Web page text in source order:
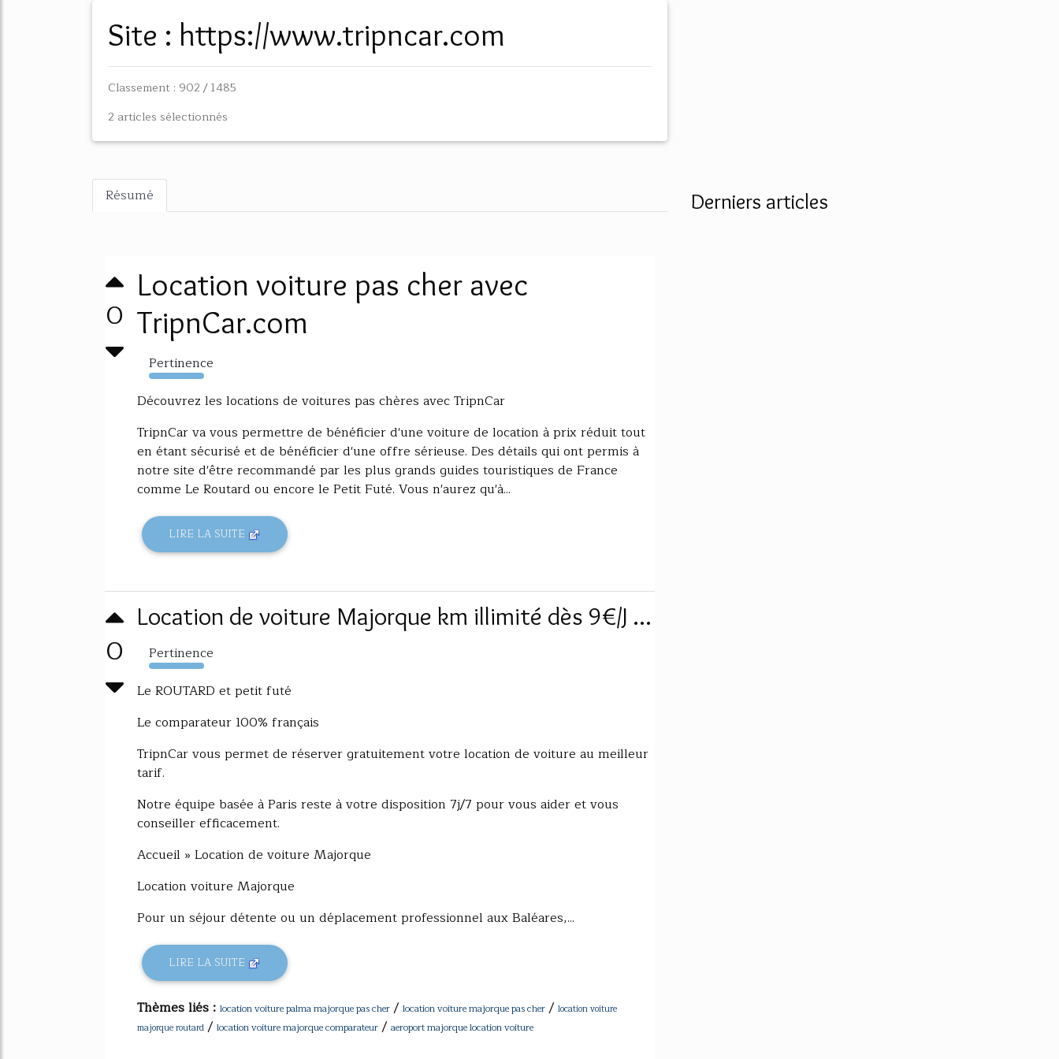
Site : https://www.tripncar.com
Classement : 902 / 1485
2 articles sélectionnés
Résumé
0
Location voiture pas cher avec
TripnCar.com
Pertinence
2515%
Découvrez les locations de voitures pas chères avec TripnCar
TripnCar va vous permettre de bénéficier d'une voiture de location à prix réduit tout
en étant sécurisé et de bénéficier d'une offre sérieuse. Des détails qui ont permis à
notre site d'être recommandé par les plus grands guides touristiques de France
comme Le Routard ou encore le Petit Futé. Vous n'aurez qu'à...
LIRE LA SUITE
0
Location de voiture Majorque km illimité dès 9€/J ...
Pertinence
804%
Le ROUTARD et petit futé
Le comparateur 100% français
TripnCar vous permet de réserver gratuitement votre location de voiture au meilleur
tarif.
Notre équipe basée à Paris reste à votre disposition 7j/7 pour vous aider et vous
conseiller efficacement.
Accueil » Location de voiture Majorque
Location voiture Majorque
Pour un séjour détente ou un déplacement professionnel aux Baléares,...
LIRE LA SUITE
Thèmes liés : location voiture palma majorque pas cher / location voiture majorque pas cher / location voiture
majorque routard / location voiture majorque comparateur / aeroport majorque location voiture
Derniers articles